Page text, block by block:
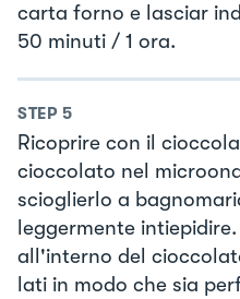
carta forno e lasciar
50 minuti / 1 ora.
STEP 5
Ricoprire con il
cioccolato nel
scioglierlo a
leggermente
all'interno del
lati in modo che sia